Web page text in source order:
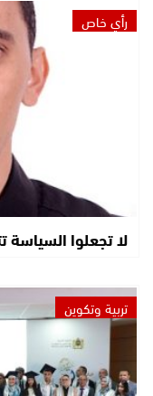
رأي خاص
لا تجعلوا السياسة
تربية وتكوين